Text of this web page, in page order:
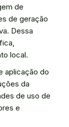
de
de geração
Dessa
local.
aplicação do
da
de uso de
e